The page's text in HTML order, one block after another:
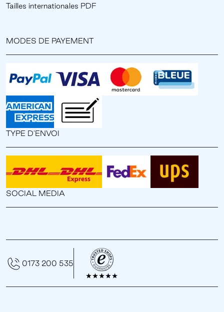
Tailles internationales PDF
MODES DE PAYEMENT
TYPE D'ENVOI
SOCIAL MEDIA
0173 200 535